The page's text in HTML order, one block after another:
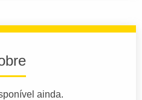
ainda.